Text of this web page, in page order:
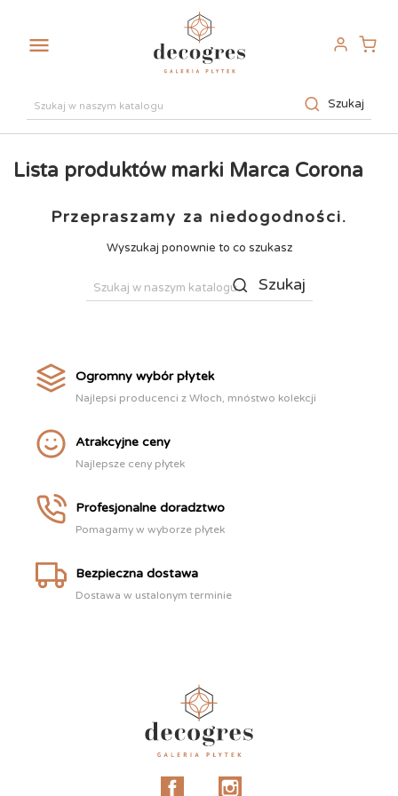

Szukaj
Lista produktów marki Marca Corona
Przepraszamy za niedogodności.
Wyszukaj ponownie to co szukasz
Szukaj
Ogromny wybór płytek
Najlepsi producenci z Włoch, mnóstwo kolekcji
Atrakcyjne ceny
Najlepsze ceny płytek
Profesjonalne doradztwo
Pomagamy w wyborze płytek
Bezpieczna dostawa
Dostawa w ustalonym terminie
Facebook